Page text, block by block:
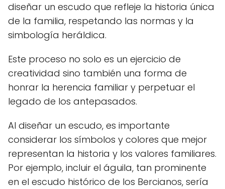
diseñar un escudo que refleje la historia única
de la familia, respetando las normas y la
simbología heráldica.
Este proceso no solo es un ejercicio de
creatividad sino también una forma de
honrar la herencia familiar y perpetuar el
legado de los antepasados.
Al diseñar un escudo, es importante
considerar los símbolos y colores que mejor
representan la historia y los valores familiares.
Por ejemplo, incluir el águila, tan prominente
en el escudo histórico de los Bercianos, sería